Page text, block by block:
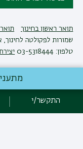
תואר ראשון בחינוך
טלפון: 03-5318444
אגף תקשוב,
אקדימה בר-אילן
התקשר/י